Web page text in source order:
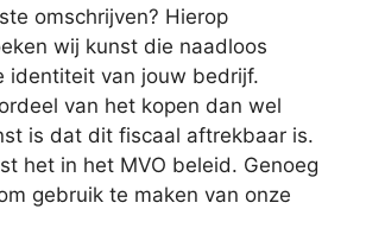
omschrijven? Hierop
wij kunst die naadloos
identiteit van jouw bedrijf.
van het kopen dan wel
is dat dit fiscaal aftrekbaar is.
het in het MVO beleid. Genoeg
gebruik te maken van onze